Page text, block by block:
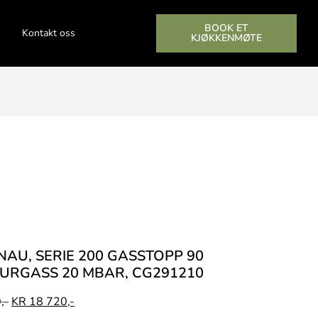
Kontakt oss BOOK ET
KJØKKENMØTE
SERIE 200 GASSTOPP 90
20 MBAR, CG291210
KR 18 720,-